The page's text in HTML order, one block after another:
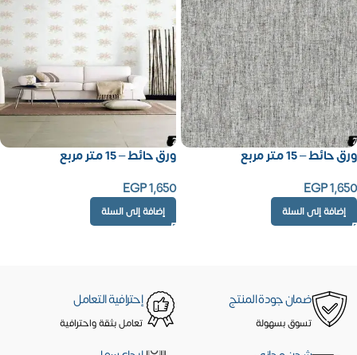
ورق حائط – 15 متر مربع
EGP1,650
إضافة إلى السلة
ورق حائط – 15 متر مربع
EGP1,650
إضافة إلى السلة
ضمان جودة المنتج
تسوق بسهولة
إحترافية التعامل
تعامل بثقة واحترافية